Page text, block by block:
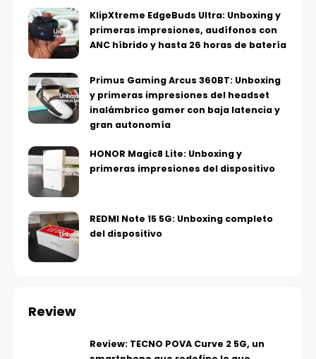
KlipXtreme EdgeBuds Ultra: Unboxing y
primeras impresiones, audífonos con
ANC híbrido y hasta 26 horas de batería
Primus Gaming Arcus 360BT: Unboxing
y primeras impresiones del headset
inalámbrico gamer con baja latencia y
gran autonomía
HONOR Magic8 Lite: Unboxing y
primeras impresiones del dispositivo
REDMI Note 15 5G: Unboxing completo
del dispositivo
Review
Review: TECNO POVA Curve 2 5G, un